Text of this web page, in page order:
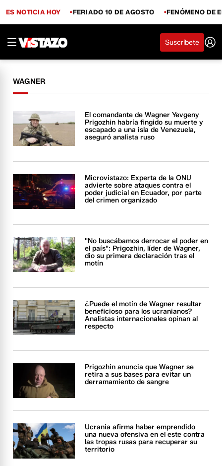
ES NOTICIA HOY FERIADO 10 DE AGOSTO FENÓMENO DE
Suscríbete
WAGNER
El comandante de Wagner Yevgeny
Prigozhin habría fingido su muerte y
escapado a una isla de Venezuela,
aseguró analista ruso
Microvistazo: Experta de la ONU
advierte sobre ataques contra el
poder judicial en Ecuador, por parte
del crimen organizado
"No buscábamos derrocar el poder en
el país": Prigozhin, líder de Wagner,
dio su primera declaración tras el
motín
¿Puede el motín de Wagner resultar
beneficioso para los ucranianos?
Analistas internacionales opinan al
respecto
Prigozhin anuncia que Wagner se
retira a sus bases para evitar un
derramamiento de sangre
Ucrania afirma haber emprendido
una nueva ofensiva en el este contra
las tropas rusas para recuperar su
territorio